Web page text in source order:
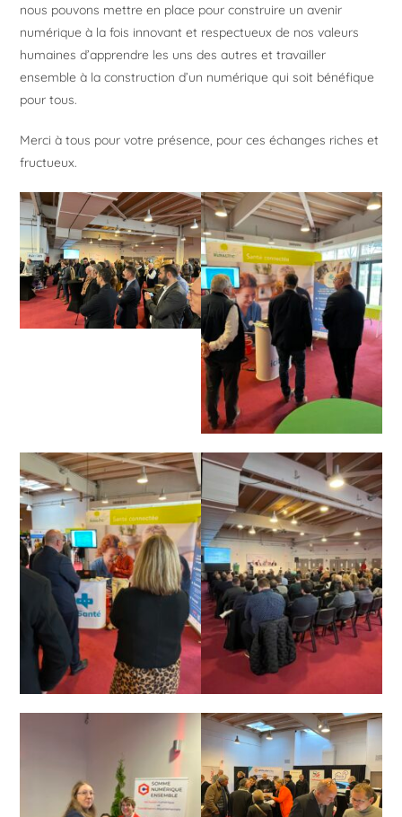
nous pouvons mettre en place pour construire un avenir
numérique à la fois innovant et respectueux de nos valeurs
humaines d’apprendre les uns des autres et travailler
ensemble à la construction d’un numérique qui soit bénéfique
pour tous.
Merci à tous pour votre présence, pour ces échanges riches et
fructueux.